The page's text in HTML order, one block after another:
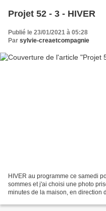
Projet 52 - 3 - HIVER
Publié le 23/01/2021 à 05:28
Par sylvie-creaetcompagnie
HIVER au programme ce samedi
sommes et j'ai choisi une photo
minutes de la maison, en direction